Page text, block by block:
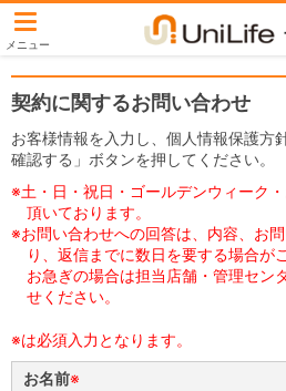
契約に関するお問い合わせ
お客様情報を入力し、個人情報保護方
確認する」ボタンを押してください。
※土・日・祝日・ゴールデンウィーク
頂いております。
※お問い合わせへの回答は、内容、お
り、返信までに数日を要する場合が
お急ぎの場合は担当店舗・管理セン
せください。
※は必須入力となります。
お名前※